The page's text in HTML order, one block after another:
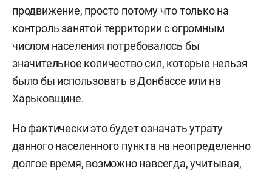
продвижение, просто потому что только на
контроль занятой территории с огромным
числом населения потребовалось бы
значительное количество сил, которые нельзя
было бы использовать в Донбассе или на
Харьковщине.
Но фактически это будет означать утрату
данного населенного пункта на неопределенно
долгое время, возможно навсегда, учитывая,